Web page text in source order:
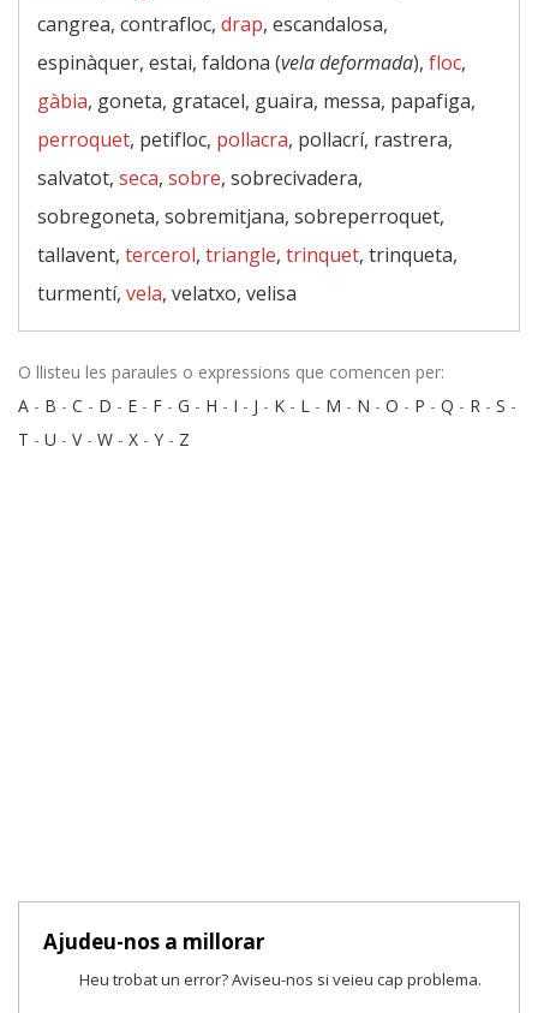
cangrea, contrafloc, drap, escandalosa,
espinàquer, estai, faldona (vela deformada), floc,
gàbia, goneta, gratacel, guaira, messa, papafiga,
perroquet, petifloc, pollacra, pollacrí, rastrera,
salvatot, seca, sobre, sobrecivadera,
sobregoneta, sobremitjana, sobreperroquet,
tallavent, tercerol, triangle, trinquet, trinqueta,
turmentí, vela, velatxo, velisa
O llisteu les paraules o expressions que comencen per:
A - B - C - D - E - F - G - H - I - J - K - L - M - N - O - P - Q - R - S -
T - U - V- W - X - Y - Z
Ajudeu-nos a millorar
Heu trobat un error? Aviseu-nos si veieu cap problema.